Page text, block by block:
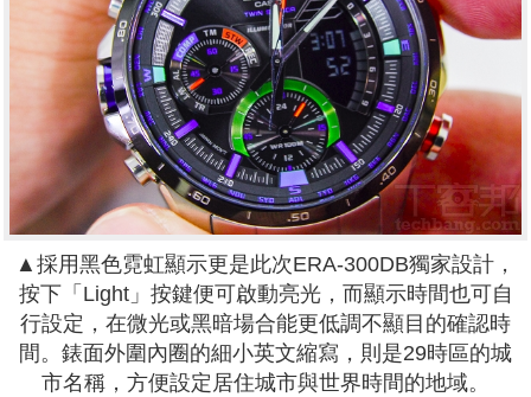
▲採用黑色霓虹顯示更是此次ERA-300DB獨家設計，
按下「Light」按鍵便可啟動亮光，而顯示時間也可自
行設定，在微光或黑暗場合能更低調不顯目的確認時
間。錶面外圍內圈的細小英文縮寫，則是29時區的城
市名稱，方便設定居住城市與世界時間的地域。